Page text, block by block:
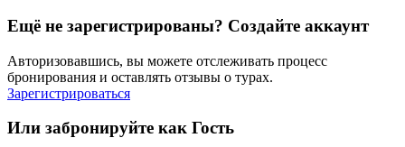
Ещё не зарегистрированы? Создайте аккаунт
Авторизовавшись, вы можете отслеживать процесс
бронирования и оставлять отзывы о турах.
Зарегистрироваться
Или забронируйте как Гость